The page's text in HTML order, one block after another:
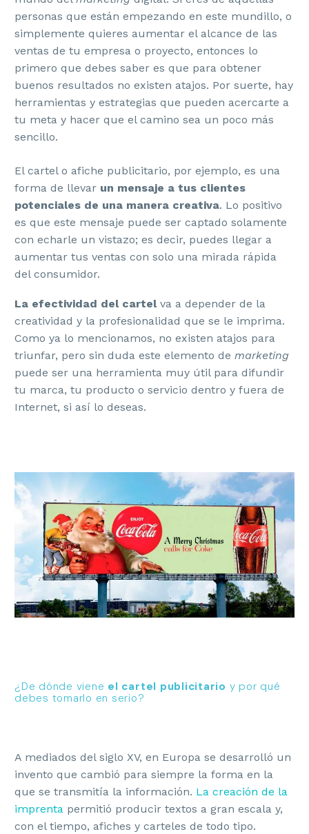
personas que están empezando en este mundillo, o
simplemente quieres aumentar el alcance de las
ventas de tu empresa o proyecto, entonces lo
primero que debes saber es que para obtener
buenos resultados no existen atajos. Por suerte, hay
herramientas y estrategias que pueden acercarte a
tu meta y hacer que el camino sea un poco más
sencillo.
El cartel o afiche publicitario, por ejemplo, es una
forma de llevar un mensaje a tus clientes
potenciales de una manera creativa. Lo positivo
es que este mensaje puede ser captado solamente
con echarle un vistazo; es decir, puedes llegar a
aumentar tus ventas con solo una mirada rápida
del consumidor.
La efectividad del cartelva a depender de la
creatividad y la profesionalidad que se le imprima.
Como ya lo mencionamos, no existen atajos para
triunfar, pero sin duda este elemento de marketing
puede ser una herramienta muy útil para difundir
tu marca, tu producto o servicio dentro y fuera de
Internet, si así lo deseas.
¿De dónde viene el cartel publicitario y por qué
debes tomarlo en serio?
A mediados del siglo XV, en Europa se desarrolló un
invento que cambió para siempre la forma en la
que se transmitía la información. La creación de la
imprenta permitió producir textos a gran escala y,
con el tiempo, afiches y carteles de todo tipo.